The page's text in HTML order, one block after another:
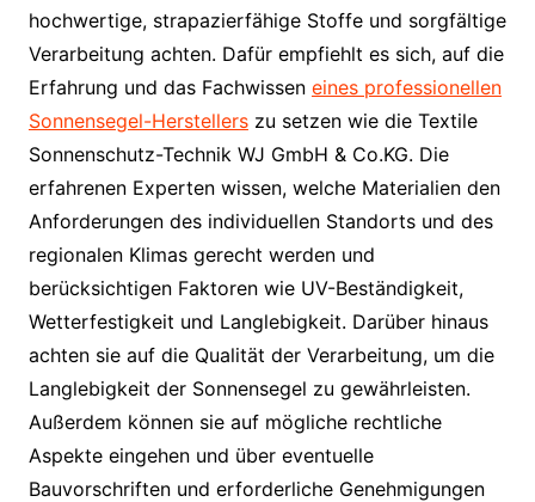
hochwertige, strapazierfähige Stoffe und sorgfältige
Verarbeitung achten. Dafür empfiehlt es sich, auf die
Erfahrung und das Fachwissen eines professionellen
Sonnensegel-Herstellerszu setzen wie die Textile
Sonnenschutz-Technik WJ GmbH & Co.KG. Die
erfahrenen Experten wissen, welche Materialien den
Anforderungen des individuellen Standorts und des
regionalen Klimas gerecht werden und
berücksichtigen Faktoren wie UV-Beständigkeit,
Wetterfestigkeit und Langlebigkeit. Darüber hinaus
achten sie auf die Qualität der Verarbeitung, um die
Langlebigkeit der Sonnensegel zu gewährleisten.
Außerdem können sie auf mögliche rechtliche
Aspekte eingehen und über eventuelle
Bauvorschriften und erforderliche Genehmigungen